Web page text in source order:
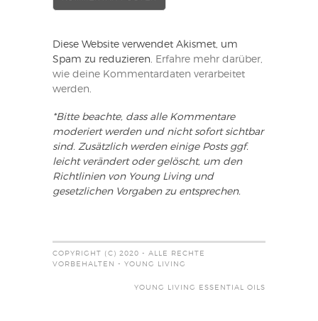
Diese Website verwendet Akismet, um
Spam zu reduzieren.
Erfahre mehr darüber,
wie deine Kommentardaten verarbeitet
werden
*Bitte beachte, dass alle Kommentare
moderiert werden und nicht sofort sichtbar
sind. Zusätzlich werden einige Posts ggf.
leicht verändert oder gelöscht, um den
Richtlinien von Young Living und
gesetzlichen Vorgaben zu entsprechen.
COPYRIGHT (C) 2020 - ALLE RECHTE
VORBEHALTEN - YOUNG LIVING
YOUNG LIVING ESSENTIAL OILS